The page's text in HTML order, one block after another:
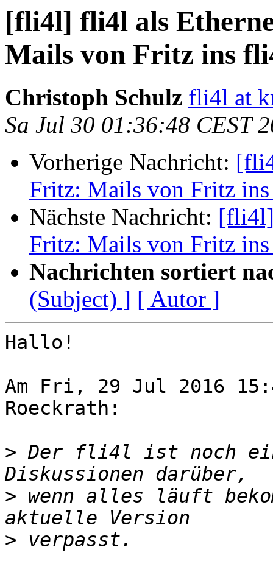
[fli4l] fli4l als
Mails von Fritz ins
Christoph Schulz fli4l at
Sa Jul 30 01:36:48 CEST
Vorherige Nachricht:
Fritz: Mails von Fritz
Nächste Nachricht: [fli4l]
Fritz: Mails von Fritz
Nachrichten sortiert
(Subject) ] [ Autor ]
Hallo!
Am Fri, 29 Jul 2016
Roeckrath:
> Der fli4l ist noch
> wenn alles läuft
>